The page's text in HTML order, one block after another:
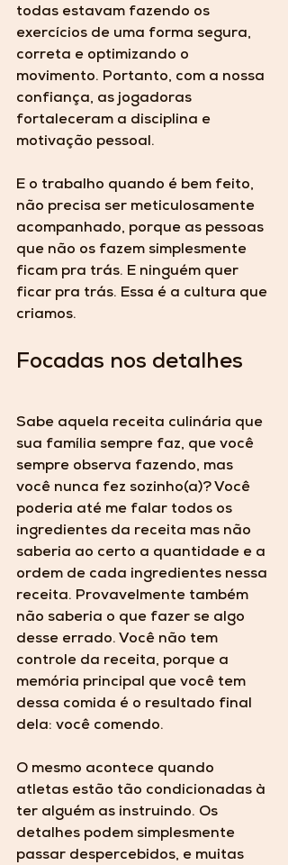
todas estavam fazendo os
exercícios de uma forma segura,
correta e optimizando o
movimento. Portanto, com a nossa
confiança, as jogadoras
fortaleceram a disciplina e
motivação pessoal.
E o trabalho quando é bem feito,
não precisa ser meticulosamente
acompanhado, porque as pessoas
que não os fazem simplesmente
ficam pra trás. E ninguém quer
ficar pra trás. Essa é a cultura que
criamos.
Focadas nos detalhes
Sabe aquela receita culinária que
sua família sempre faz, que você
sempre observa fazendo, mas
você nunca fez sozinho(a)? Você
poderia até me falar todos os
ingredientes da receita mas não
saberia ao certo a quantidade e a
ordem de cada ingredientes nessa
receita. Provavelmente também
não saberia o que fazer se algo
desse errado. Você não tem
controle da receita, porque a
memória principal que você tem
dessa comida é o resultado final
dela: você comendo.
O mesmo acontece quando
atletas estão tão condicionadas à
ter alguém as instruindo. Os
detalhes podem simplesmente
passar despercebidos, e muitas